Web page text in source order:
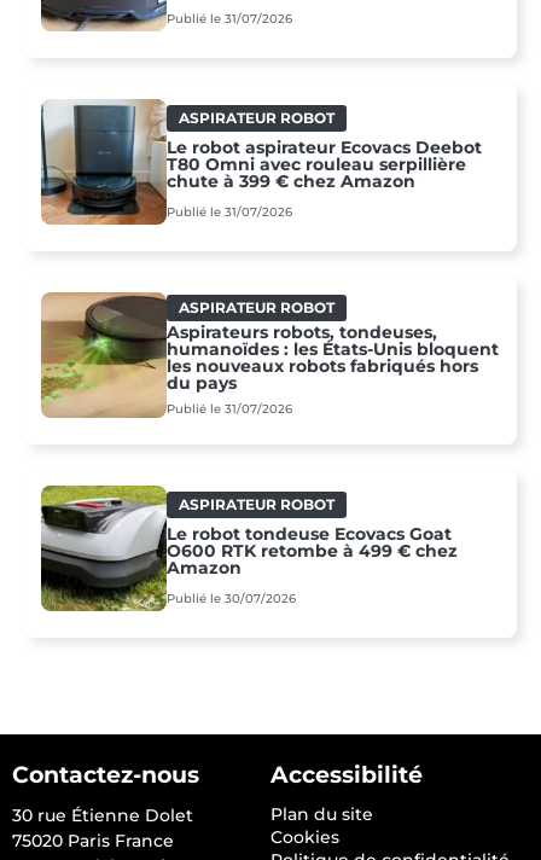
Publié le 31/07/2026
ASPIRATEUR ROBOT
Le robot aspirateur Ecovacs Deebot
T80 Omni avec rouleau serpillière
chute à 399 € chez Amazon
Publié le 31/07/2026
ASPIRATEUR ROBOT
Aspirateurs robots, tondeuses,
humanoïdes : les États-Unis bloquent
les nouveaux robots fabriqués hors
du pays
Publié le 31/07/2026
ASPIRATEUR ROBOT
Le robot tondeuse Ecovacs Goat
O600 RTK retombe à 499 € chez
Amazon
Publié le 30/07/2026
Contactez-nous
30 rue Étienne Dolet
75020 Paris France
Accessibilité
Plan du site
Cookies